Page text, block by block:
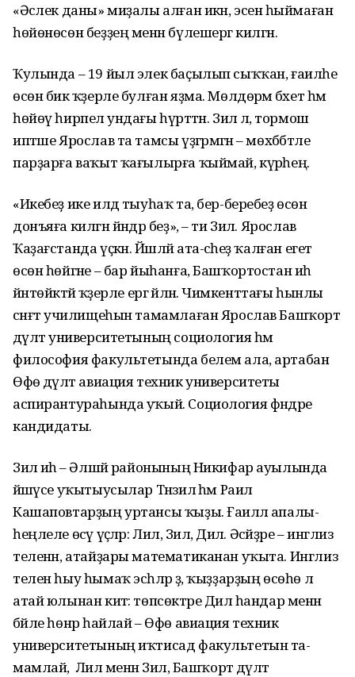
«Әсәлек даны» миҙалы алған икән, эсенә һыймаған
һөйөнөсөн беҙҙең менән бүлешергә килгән.
Ҡулында – 19 йыл элек баҫылып сыҡҡан, ғаиләһе
өсөн бик ҡәҙерле булған яҙма. Мөлдөрәмә бәхет һәм
һөйөү һирпелә ундағы һүрәттән. Зилә лә, тормош
иптәше Ярослав та тамсы үҙгәрмәгән – мөхәббәтле
парҙарға ваҡыт ҡағылырға ҡыймай, күрәһең.
«Икебеҙ ике илдә тыуһаҡ та, бер-беребеҙ өсөн
донъяға килгән йәндәр беҙ», – ти Зилә. Ярослав
Ҡаҙағстанда үҫкән. Йәшләй ата-әсәһеҙ ҡалған егет
өсөн һөйгәне – бар йыһанға, Башҡортостан иһә
йәнтөйәктәй ҡәҙерле ергә әйләнә. Чимкенттағы һынлы
сәнғәт училищеһын тамамлаған Ярослав Башҡорт
дәүләт университетының социология һәм
философия факультетында белем ала, артабан
Өфө дәүләт авиация техник университеты
аспирантураһында уҡый. Социология фәндәре
кандидаты.
Зилә иһә – Әлшәй районының Никифар ауылында
йәшәүсе уҡытыусылар Тәнзилә һәм Раил
Кашаповтарҙың уртансы ҡыҙы. Ғаиләлә апалы-
һеңлеле өсәү үҫәләр: Лилә, Зилә, Дилә. Әсәйҙәре – инглиз
теленән, атайҙары математиканан уҡыта. Инглиз
телен һыу һымаҡ эсһәләр ҙә, ҡыҙҙарҙың өсөһө лә
атай юлынан китә: төпсөктәре Дилә һандар менән
бәйле һөнәр һайлай – Өфө авиация техник
универси­тетының иҡтисад факультетын та­
мамлай, ә Лилә менән Зилә, Башҡорт дәүләт